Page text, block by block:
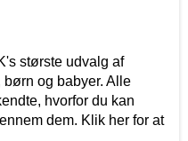
største udvalg af
og babyer. Alle
hvorfor du kan
dem. Klik her for at